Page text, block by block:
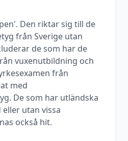
Den riktar sig till de
från Sverige utan
de som har de
vuxenutbildning och
från
med
De som har utländska
utan vissa
också hit.